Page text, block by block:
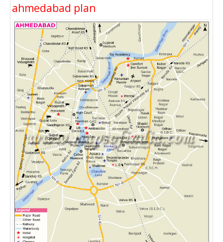
ahmedabad plan